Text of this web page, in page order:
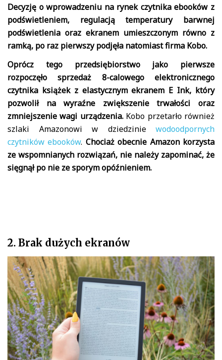
Decyzję o wprowadzeniu na rynek czytnika ebooków z
podświetleniem, regulacją temperatury barwnej
podświetlenia oraz ekranem umieszczonym równo z
ramką, po raz pierwszy podjęła natomiast firma Kobo.
Oprócz tego przedsiębiorstwo jako pierwsze
rozpoczęło sprzedaż 8-calowego elektronicznego
czytnika książek z elastycznym ekranem E Ink, który
pozwolił na wyraźne zwiększenie trwałości oraz
zmniejszenie wagi urządzenia.Kobo przetarło również
szlaki Amazonowi w dziedzinie wodoodpornych
czytników ebooków. Chociaż obecnie Amazon korzysta
ze wspomnianych rozwiązań, nie należy zapominać, że
sięgnął po nie ze sporym opóźnieniem.
2. Brak dużych ekranów